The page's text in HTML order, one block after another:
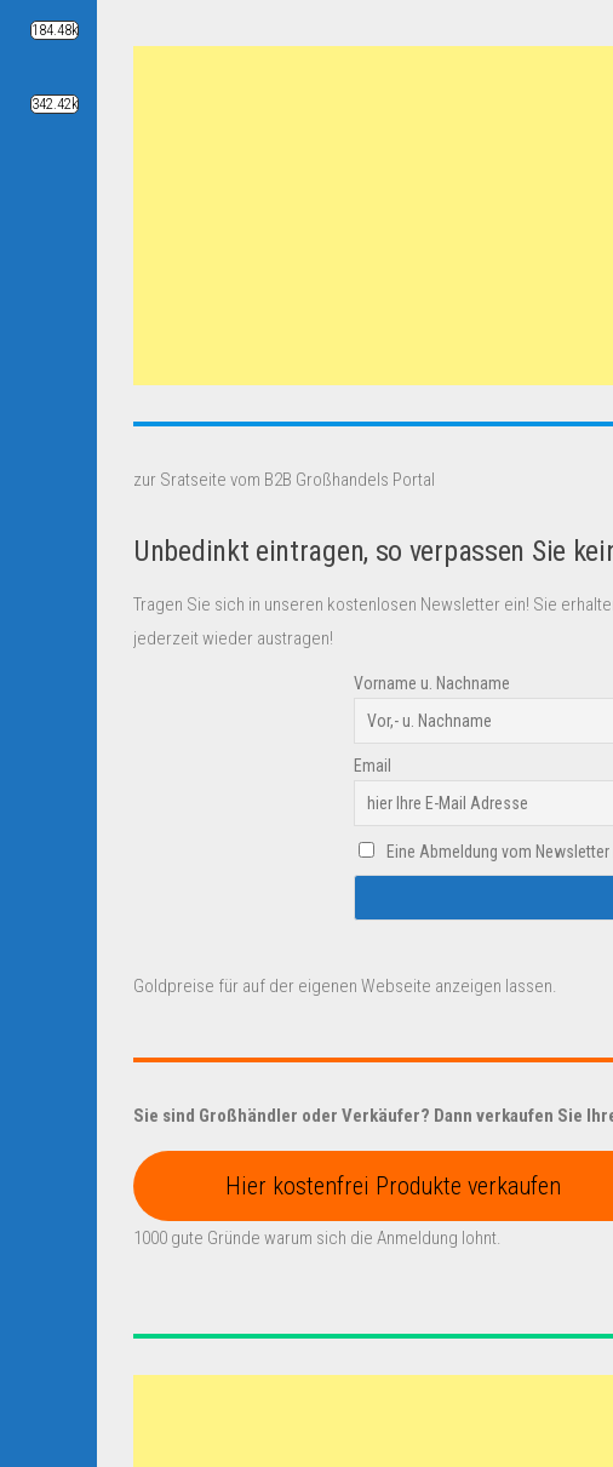
zur Sratseite vom B2B Großhandels Portal
Unbedinkt eintragen, so verpassen Sie
Tragen Sie sich in unseren kostenlosen Newsletter ein! Sie
jederzeit wieder austragen!
Vorname u. Nachname
Email
Eine Abmeldung vom
Goldpreise für auf der eigenen Webseite anzeigen lassen.
Sie sind Großhändler oder Verkäufer? Dann verkaufen Sie
Hier kostenfrei Produkte verkaufen
1000 gute Gründe warum sich die Anmeldung lohnt.
184.48k
342.42k